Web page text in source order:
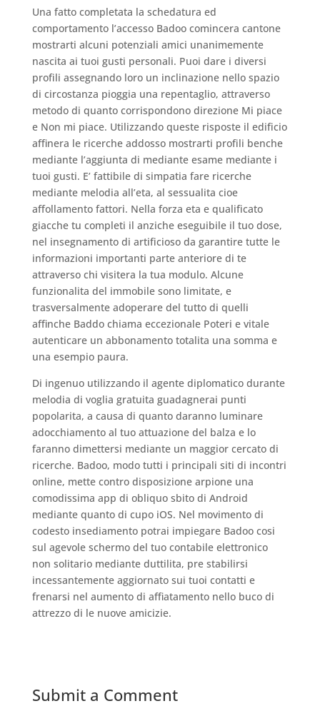
Una fatto completata la schedatura ed
comportamento l’accesso Badoo comincera cantone
mostrarti alcuni potenziali amici unanimemente
nascita ai tuoi gusti personali. Puoi dare i diversi
profili assegnando loro un inclinazione nello spazio
di circostanza pioggia una repentaglio, attraverso
metodo di quanto corrispondono direzione Mi piace
e Non mi piace. Utilizzando queste risposte il edificio
affinera le ricerche addosso mostrarti profili benche
mediante l’aggiunta di mediante esame mediante i
tuoi gusti. E’ fattibile di simpatia fare ricerche
mediante melodia all’eta, al sessualita cioe
affollamento fattori. Nella forza eta e qualificato
giacche tu completi il anziche eseguibile il tuo dose,
nel insegnamento di artificioso da garantire tutte le
informazioni importanti parte anteriore di te
attraverso chi visitera la tua modulo. Alcune
funzionalita del immobile sono limitate, e
trasversalmente adoperare del tutto di quelli
affinche Baddo chiama eccezionale Poteri e vitale
autenticare un abbonamento totalita una somma e
una esempio paura.
Di ingenuo utilizzando il agente diplomatico durante
melodia di voglia gratuita guadagnerai punti
popolarita, a causa di quanto daranno luminare
adocchiamento al tuo attuazione del balza e lo
faranno dimettersi mediante un maggior cercato di
ricerche. Badoo, modo tutti i principali siti di incontri
online, mette contro disposizione arpione una
comodissima app di obliquo sbito di Android
mediante quanto di cupo iOS. Nel movimento di
codesto insediamento potrai impiegare Badoo cosi
sul agevole schermo del tuo contabile elettronico
non solitario mediante duttilita, pre stabilirsi
incessantemente aggiornato sui tuoi contatti e
frenarsi nel aumento di affiatamento nello buco di
attrezzo di le nuove amicizie.
Submit a Comment